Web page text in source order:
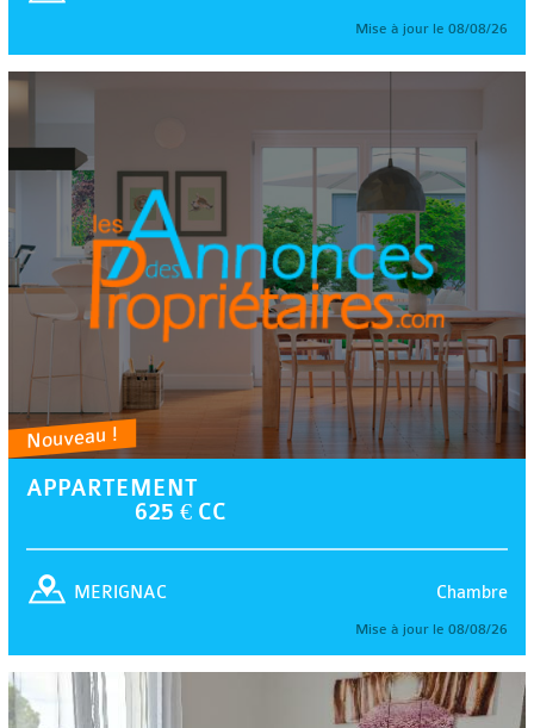
Mise à jour le 08/08/26
Nouveau !
APPARTEMENT
625 € CC
Chambre
MERIGNAC
Mise à jour le 08/08/26